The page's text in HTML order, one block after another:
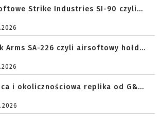
Strike Industries SI-90 czyli...
Arms SA-226 czyli airsoftowy hołd...
i okolicznościowa replika od G&...